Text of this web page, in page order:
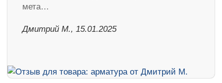
мета…
Дмитрий М., 15.01.2025